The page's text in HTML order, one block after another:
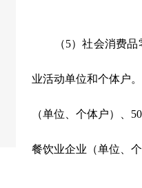
（5）社会消费品
业活动单位和个体户
（单位、个体户）、
餐饮业企业（单位、个